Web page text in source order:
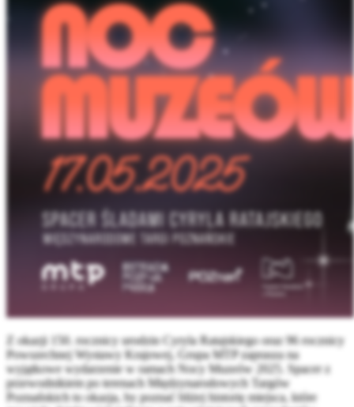
Z okazji 150. rocznicy urodzin Cyryla Ratajskiego oraz 96 rocznicy
Powszechnej Wystawy Krajowej, Grupa MTP zaprasza na
wyjątkowe wydarzenie w ramach Nocy Muzeów 2025. Spacer z
przewodnikiem po terenach Międzynarodowych Targów
Poznańskich to okazja, by poznać bliżej historię miejsca, które